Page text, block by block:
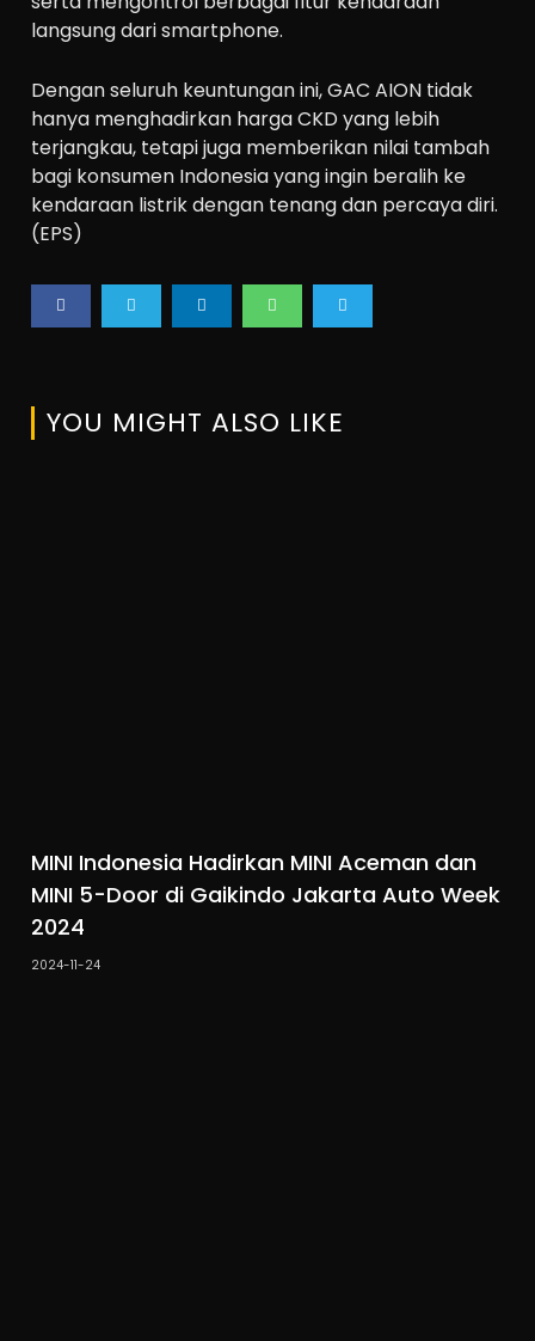
langsung dari smartphone.
Dengan seluruh keuntungan ini, GAC AION tidak
hanya menghadirkan harga CKD yang lebih
terjangkau, tetapi juga memberikan nilai tambah
bagi konsumen Indonesia yang ingin beralih ke
kendaraan listrik dengan tenang dan percaya diri.
(EPS)
YOU MIGHT ALSO LIKE
MINI Indonesia Hadirkan MINI Aceman dan
MINI 5-Door di Gaikindo Jakarta Auto Week
2024
2024-11-24